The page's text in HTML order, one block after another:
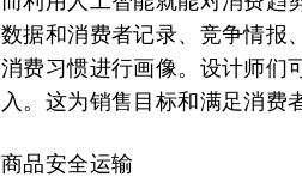
数据和消费者记录、竞争情报
消费习惯进行画像。设计师们
入。这为销售目标和满足消费
商品安全运输